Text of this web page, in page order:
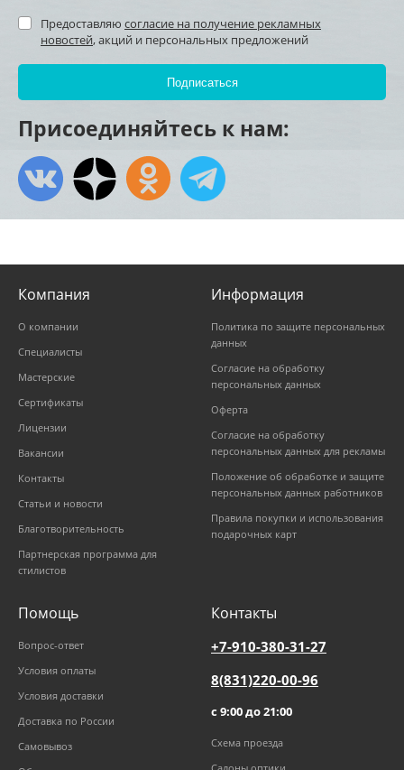
Предоставляю согласие на получение рекламных
новостей, акций и персональных предложений
Присоединяйтесь к нам:
Компания
О компании
Специалисты
Мастерские
Сертификаты
Лицензии
Вакансии
Контакты
Статьи и новости
Благотворительность
Партнерская программа для
стилистов
Информация
Политика по защите персональных
данных
Согласие на обработку
персональных данных
Оферта
Согласие на обработку
персональных данных для рекламы
Положение об обработке и защите
персональных данных работников
Правила покупки и использования
подарочных карт
Помощь
Вопрос-ответ
Условия оплаты
Условия доставки
Доставка по России
Самовывоз
Контакты
+7-910-380-31-27
8(831)220-00-96
с 9:00 до 21:00
Схема проезда